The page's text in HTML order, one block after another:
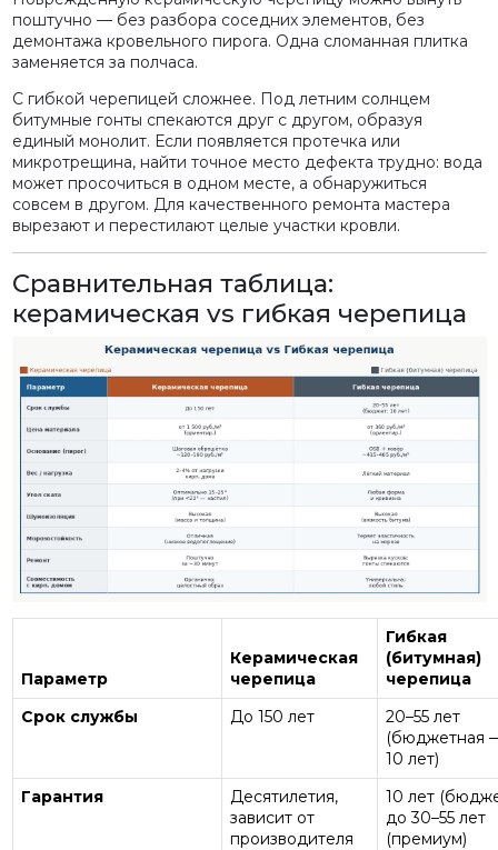
поштучно — без разбора соседних элементов, без
демонтажа кровельного пирога. Одна сломанная плитка
заменяется за полчаса.
С гибкой черепицей сложнее. Под летним солнцем
битумные гонты спекаются друг с другом, образуя
единый монолит. Если появляется протечка или
микротрещина, найти точное место дефекта трудно: вода
может просочиться в одном месте, а обнаружиться
совсем в другом. Для качественного ремонта мастера
вырезают и перестилают целые участки кровли.
Сравнительная таблица:
керамическая vs гибкая черепица
Параметр
Керамическая
черепица
Гибкая
(битумная)
черепица
Срок службы
До 150 лет
20–55 лет
(бюджетная
10 лет)
Гарантия
Десятилетия,
зависит от
производителя
10 лет
до 30–55 лет
(премиум)